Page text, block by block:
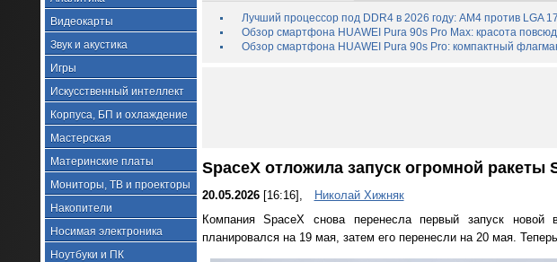
Видеокарты
Звук и акустика
Игры
Искусственный интеллект
Корпуса, БП и охлаждение
Мастерская
Материнские платы
Мониторы, ТВ и проекторы
Накопители
Носимая электроника
Ноутбуки и ПК
Лучший процессор под DDR4 в 2026 году: AM4 против LGA
Обзор смартфона HUAWEI Pura 90s Pro Max: красота
Обзор смартфона HUAWEI Pura 90s Pro: компактный
SpaceX отложила запуск огромной ракеты
20.05.2026[16:16],
Николай Хижняк
Компания SpaceX снова перенесла первый запуск новой
планировался на 19 мая, затем его перенесли на 20 мая.